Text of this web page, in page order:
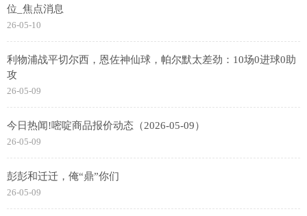
位_焦点消息
26-05-10
利物浦战平切尔西，恩佐神仙球，帕尔默太差劲：10场0进球0助
攻
26-05-09
今日热闻!嘧啶商品报价动态（2026-05-09）
26-05-09
彭彭和迁迁，俺“鼎”你们
26-05-09